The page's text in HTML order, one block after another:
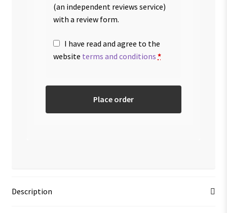
(an independent reviews service)
with a review form.
I have read and agree to the
website terms and conditions *
Place order
Description